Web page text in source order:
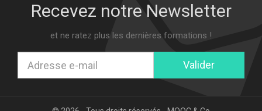
Recevez notre Newsletter
et ne ratez plus les dernières formations !
Valider